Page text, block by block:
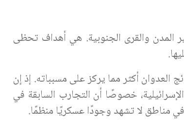
المدن والقرى الجنوبية. هي أهداف تحظى
.
العدوان أكثر مما يركز على مسبباته. إذ إن
خصوصًا أن التجارب السابقة في
مناطق لا تشهد وجودًا عسكريًا منظمًا.